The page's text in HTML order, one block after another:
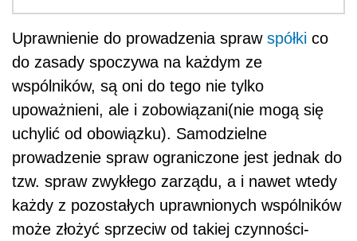
Uprawnienie do prowadzenia spraw spółki co
do zasady spoczywa na każdym ze
wspólników, są oni do tego nie tylko
upoważnieni, ale i zobowiązani(nie mogą się
uchylić od obowiązku). Samodzielne
prowadzenie spraw ograniczone jest jednak do
tzw. spraw zwykłego zarządu, a i nawet wtedy
każdy z pozostałych uprawnionych wspólników
może złożyć sprzeciw od takiej czynności-